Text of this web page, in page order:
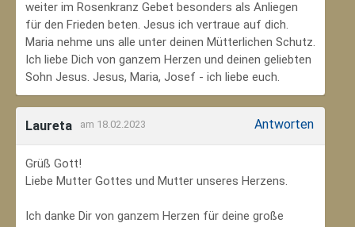
weiter im Rosenkranz Gebet besonders als Anliegen
für den Frieden beten. Jesus ich vertraue auf dich.
Maria nehme uns alle unter deinen Mütterlichen Schutz.
Ich liebe Dich von ganzem Herzen und deinen geliebten
Sohn Jesus. Jesus, Maria, Josef - ich liebe euch.
Laureta am 18.02.2023 Antworten
Grüß Gott!
Liebe Mutter Gottes und Mutter unseres Herzens.
Ich danke Dir von ganzem Herzen für deine große